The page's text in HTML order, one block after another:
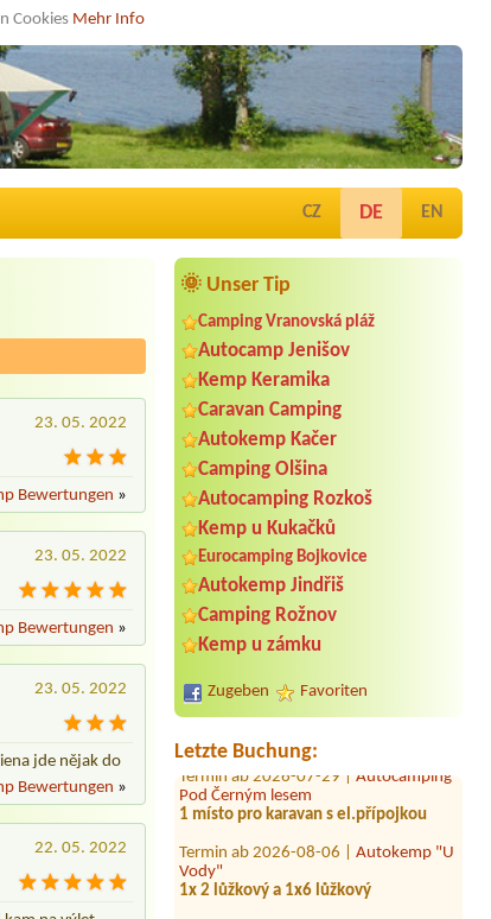
Cookies Mehr Info
CZ DE EN
🌞 Unser Tip
Camping Vranovská pláž
Autocamp Jenišov
Kemp Keramika
Caravan Camping
Autokemp Kačer
Camping Olšina
Autocamping Rozkoš
Kemp u Kukačků
Eurocamping Bojkovice
Autokemp Jindřiš
Camping Rožnov
Kemp u zámku
Zugeben Favoriten
Letzte Buchung:
Termin ab 2026-08-14 |
4 lůžková chata+4 odoby
kemp Srbsko
1 místo pro 1 malý stan, 1 osoba
Termin ab 2026-07-29 |
Pod Černým lesem
1 místo pro karavan s el.přípojkou
Termin ab 2026-08-06 |Autokemp "U
Vody"
1x 2 lůžkový a 1x6 lůžkový
Termin ab 2026-07-31 | Autokemp
23. 05. 2022
Bewertungen »
23. 05. 2022
Bewertungen »
23. 05. 2022
jde nějak do
Bewertungen »
22. 05. 2022